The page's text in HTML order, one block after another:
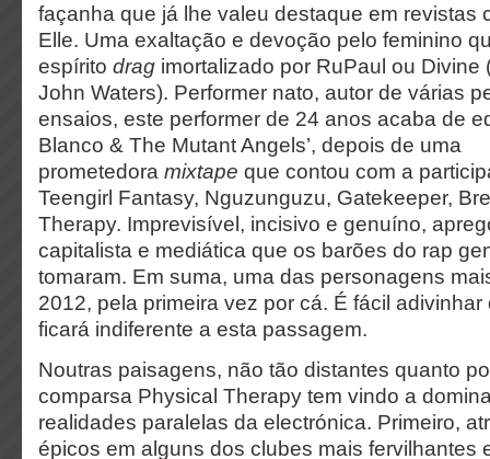
façanha que já lhe valeu destaque em revistas
Elle. Uma exaltação e devoção pelo feminino
espírito drag imortalizado por RuPaul ou Divine
John Waters). Performer nato, autor de várias
ensaios, este performer de 24 anos acaba de
Blanco & The Mutant Angels’, depois de uma
prometedora mixtape que contou com a
Teengirl Fantasy, Nguzunguzu, Gatekeeper,
Therapy. Imprevisível, incisivo e genuíno,
capitalista e mediática que os barões do rap
tomaram. Em suma, uma das personagens
2012, pela primeira vez por cá. É fácil
ficará indiferente a esta passagem.
Noutras paisagens, não tão distantes quanto
comparsa Physical Therapy tem vindo a
realidades paralelas da electrónica. Primeiro,
épicos em alguns dos clubes mais fervilhantes